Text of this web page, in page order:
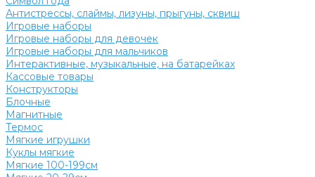
Антистрессы, слаймы, лизуны, прыгуны, сквиш
Игровые наборы
Игровые наборы для девочек
Игровые наборы для мальчиков
Интерактивные, музыкальные, на батарейках
Кассовые товары
Конструкторы
Блочные
Магнитные
Термос
Мягкие игрушки
Куклы мягкие
Мягкие 100-199см